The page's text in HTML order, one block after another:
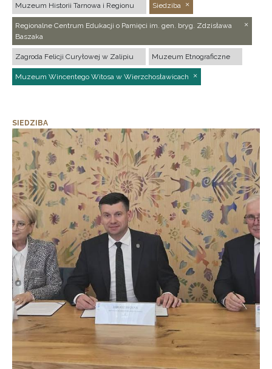
Muzeum Historii Tarnowa i Regionu Siedziba
Regionalne Centrum Edukacji o Pamięci im. gen. bryg. Zdzisława
Baszaka
Zagroda Felicji Curyłowej w Zalipiu Muzeum Etnograficzne
Muzeum Wincentego Witosa w Wierzchosławicach
SIEDZIBA